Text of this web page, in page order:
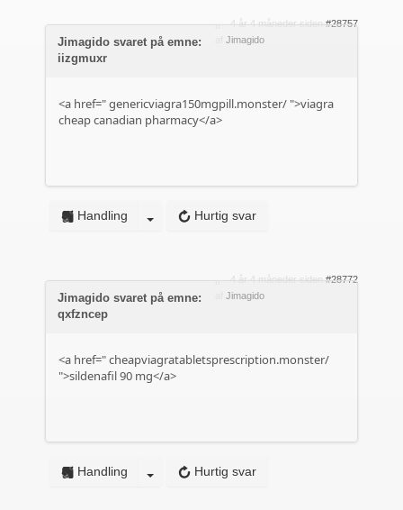
4 år 4 måneder siden #28757
Jimagido
Jimagido svaret på emne:
iizgmuxr
<a href="genericviagra150mgpill.monster/ ">viagra
cheap canadian pharmacy</a>
Hurtig svar
Handling
4 år 4 måneder siden #28772
Jimagido
Jimagido svaret på emne:
qxfzncep
<a href="cheapviagratabletsprescription.monster/
">sildenafil 90 mg</a>
Hurtig svar
Handling